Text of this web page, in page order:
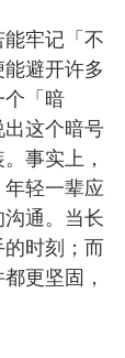
牢记「不
避开许多
个「暗
这个暗号
事实上，
轻一辈应
通。当长
时刻；而
更坚固，